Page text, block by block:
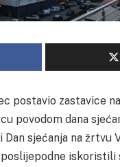
postavio zastavice
povodom dana
Dan sjećanja na žrtvu
iskoristili